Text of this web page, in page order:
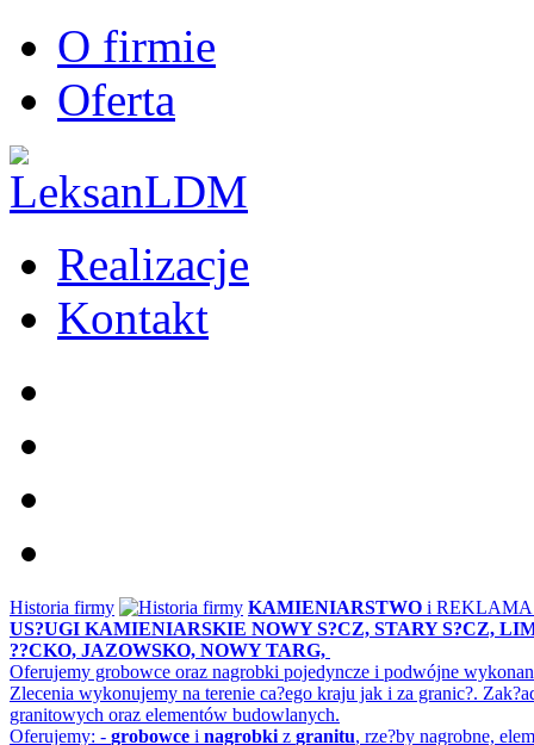
O firmie
Oferta
Realizacje
Kontakt
Historia firmy KAMIENIARSTWO i
US?UGI KAMIENIARSKIE NOWY S?CZ, STARY S?CZ,
??CKO, JAZOWSKO, NOWY TARG,
Oferujemy grobowce oraz nagrobki pojedyncze i podwójne
Zlecenia wykonujemy na terenie ca?ego kraju jak i za granic?.
granitowych oraz elementów budowlanych.
Oferujemy: - grobowce i nagrobki z granitu, rze?by nagrobne,